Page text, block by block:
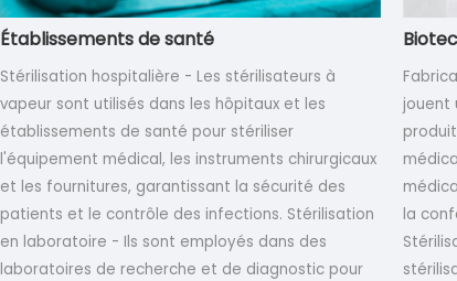
Établissements de santé
Stérilisation hospitalière - Les stérilisateurs à
vapeur sont utilisés dans les hôpitaux et les
établissements de santé pour stériliser
l'équipement médical, les instruments chirurgicaux
et les fournitures, garantissant la sécurité des
patients et le contrôle des infections. Stérilisation
en laboratoire - Ils sont employés dans des
laboratoires de recherche et de diagnostic pour
jouent
la